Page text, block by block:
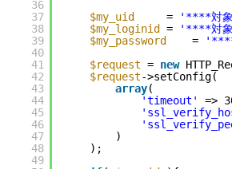
36
37
38
39
40
41
42
43
44
45
46
47
48
49
$my_uid
=
'****対象
$my_loginid
=
'****対象
$my_password
=
$request = new
$request->setConfig(
array(
'timeout'
=>
)
);